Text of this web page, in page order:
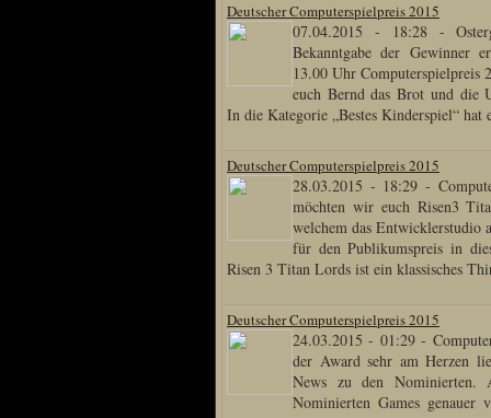
Deutscher Computerspielpreis 2015
07.04.2015 - 18:28-
Bekanntgabe der Gewinner
13.00 Uhr Computerspielpreis
euch Bernd das Brot und die
In die Kategorie „Bestes Kinderspiel“ hat
Deutscher Computerspielpreis 2015
28.03.2015 - 18:29 -
möchten wir euch Risen3
welchem das Entwicklerstudio
für den Publikumspreis in
Risen 3 Titan Lords ist ein klassisches
Deutscher Computerspielpreis 2015
24.03.2015 - 01:29-
der Award sehr am Herzen
News zu den Nominierten.
Nominierten Games genauer